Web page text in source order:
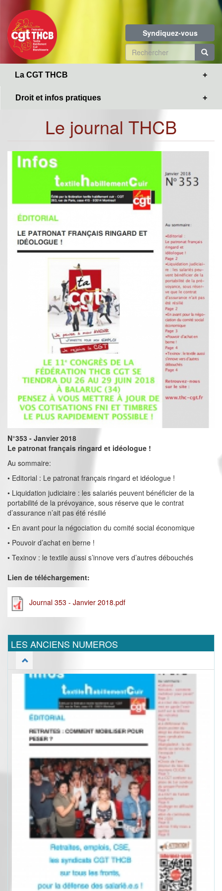
contenu
principal
Syndiquez-vous
Formulaire
de
La CGT THCB
Droit et infos pratiques
Le journal THCB
N°353 - Janvier 2018
Le patronat français ringard et idéologue !
Au sommaire:
• Editorial : Le patronat français ringard et idéologue !
• Liquidation judiciaire : les salariés peuvent bénéficier de la
portabilité de la prévoyance, sous réserve que le contrat
d’assurance n’ait pas été résilié
• En avant pour la négociation du comité social économique
• Pouvoir d’achat en berne !
• Texinov : le textile aussi s’innove vers d’autres débouchés
Lien de téléchargement:
Journal 353 - Janvier 2018.pdf
LES ANCIENS NUMEROS